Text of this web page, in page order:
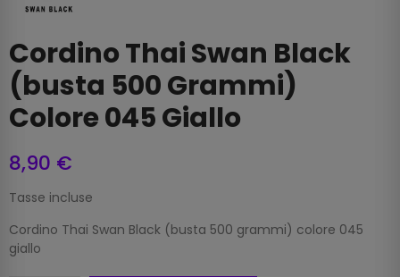
Cordino Thai Swan Black
(busta 500 Grammi)
Colore 045 Giallo
8,90 €
Tasse incluse
Cordino Thai Swan Black (busta 500 grammi) colore 045
giallo